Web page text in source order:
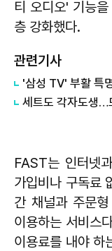
티 오디오' 기능
층 강화했다.
관련기사
세트도 각자도생…
FAST는 인터넷
가입비나 구독료
간 채널과 주문
이용하는 서비스
이용료를 내야 하